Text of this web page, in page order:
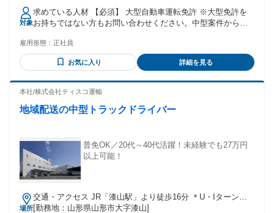
で支払われる通勤・皆勤・家族手当金額：あり 全員に一律で
支払われるその他手当金額：あり ※基本給・一律手当(運送手
当)・固定残業代の総額 ＜内訳＞ 基本給17.2万円＋運送手当9
万円～10万円＋固定残業代7.8万円～8.8万円(60時間分/超過分
給】 昇給(年1回) 【賞与】 賞与(年2回) ※当社では賞与を「特
別手当」として支給しております。会社の業績や状況により
回数や金額が変動いたします。 【各種手当】 ●通勤手当 ●業
務手当 ●勤続手当 ●歩合手当：バラ積 2000円/回数 ●走行距離
手当：4tトラック以下5円/1km、6tトラック 6円/1km、10tト
ラック 7円/1km 【表彰制度】 ●20年無事故・無違反(表彰状・
故・無違反表彰(表彰状・記念品) ●事業部表彰(金一封) ●改善
項目表彰(商品券)
対象
求めている人材 【必須】 大型自動車運転免許 ※大型免許を
お持ちではない方もお問い合わせください。中型案件から始
ます ＊学歴不問／中卒・高校中退・高卒歓迎 ＊経験者歓迎・
復職希望者歓迎 ＊20代・30代・40代男性活躍中 ＊自衛隊で働
いていた人も活躍中 中型自動車運転免許、大型自動車運転免
スキルを活かして活躍頂けます。 年齢の条件と理由：あり
以上（労働基準法・深夜業務を伴う為）））
雇用形態： 正社員
お気に入り 詳細を見る
本社/株式会社ティスコ運輸
地域配送の中型トラックドライバー
普免OK／20代～40代活躍！未経験でも27万円
以上可能！
場所
交通・アクセス JR「漆山駅」より徒歩16分 ＊U・Iターン歓
迎！ ＊車・バイク・自転車通勤OK
[勤務地：山形県山形市大字漆山]